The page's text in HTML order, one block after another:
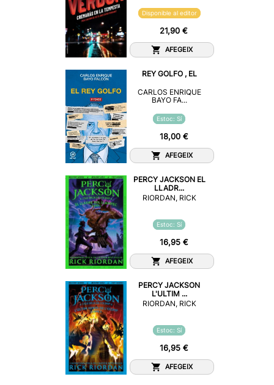
Disponible al editor
21,90 €
AFEGEIX
REY GOLFO , EL
CARLOS ENRIQUE
BAYO FA...
Estoc: Sí
18,00 €
AFEGEIX
PERCY JACKSON EL
LLADR...
RIORDAN, RICK
Estoc: Sí
16,95 €
AFEGEIX
PERCY JACKSON
L'ULTIM ...
RIORDAN, RICK
Estoc: Sí
16,95 €
AFEGEIX